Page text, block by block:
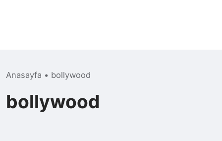
Anasayfa • bollywood
bollywood